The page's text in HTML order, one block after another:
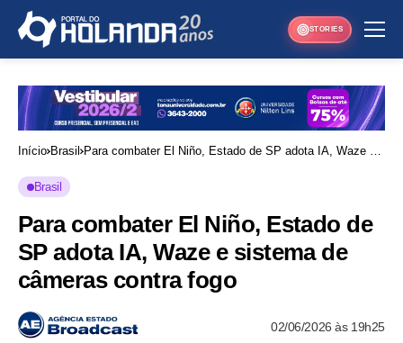
STORIES
Início Brasil
Para combater El Niño, Estado de SP adota IA, Waze e
Brasil
Para combater El Niño, Estado de
SP adota IA, Waze e sistema de
câmeras contra fogo
02/06/2026 às 19h25